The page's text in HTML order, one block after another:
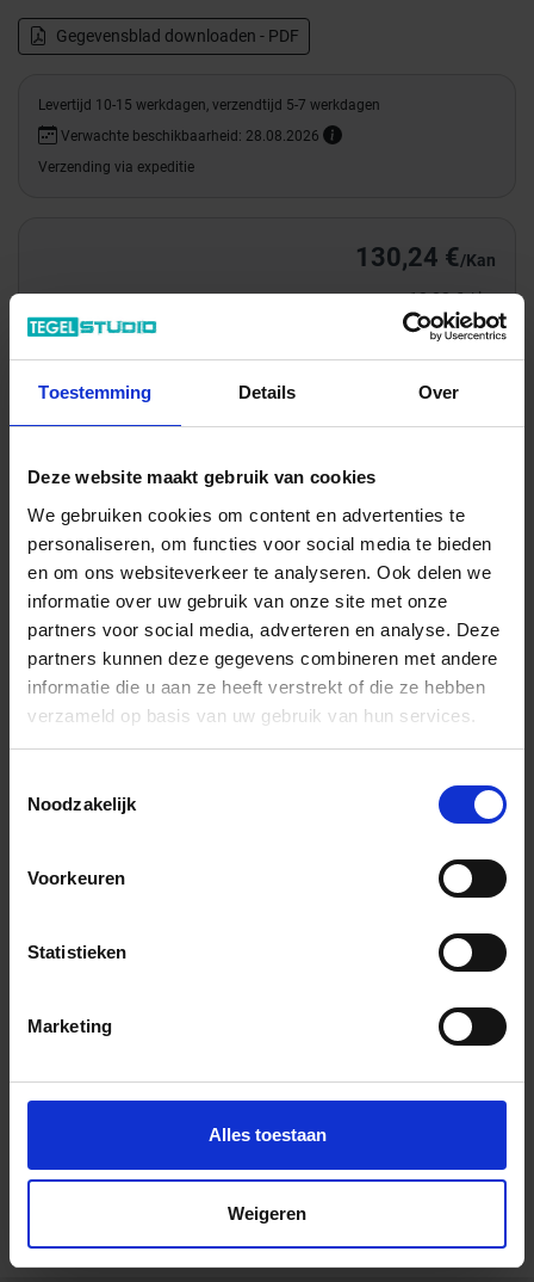
Toestemming Details Over
Deze website maakt gebruik van cookies
We gebruiken cookies om content en advertenties te
personaliseren, om functies voor social media te bieden
en om ons websiteverkeer te analyseren. Ook delen we
informatie over uw gebruik van onze site met onze
partners voor social media, adverteren en analyse. Deze
partners kunnen deze gegevens combineren met andere
informatie die u aan ze heeft verstrekt of die ze hebben
verzameld op basis van uw gebruik van hun services.
Noodzakelijk
Voorkeuren
Statistieken
Marketing
Alles toestaan
Weigeren
Gegevensblad downloaden - PDF
Levertijd 10-15 werkdagen, verzendtijd 5-7 werkdagen
Verwachte beschikbaarheid: 28.08.2026
Verzending via expeditie
130,24 €/Kan
13,02 € / kg
Totale prijs / geleverde hoeveelheid
130,24 €
Kan
In het winkelmandje
Onze verkoopspecialisten staan graag voor je klaar:
Productaanvraag
Technische Productinformatie - Sopro TDS 823
Andere Series van Sopro Bauchemie